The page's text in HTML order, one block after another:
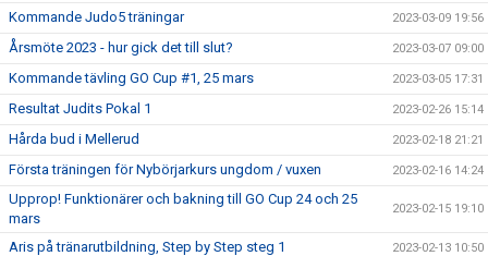
Kommande Judo5 träningar 2023-03-09 19:56
Årsmöte 2023 - hur gick det till slut? 2023-03-07 09:00
Kommande tävling GO Cup #1, 25 mars 2023-03-05 17:31
Resultat Judits Pokal 1 2023-02-26 15:14
Hårda bud i Mellerud 2023-02-18 21:21
Första träningen för Nybörjarkurs ungdom / vuxen 2023-02-16 14:24
Upprop! Funktionärer och bakning till GO Cup 24 och 25
mars
2023-02-15 19:10
Aris på tränarutbildning, Step by Step steg 1 2023-02-13 10:50